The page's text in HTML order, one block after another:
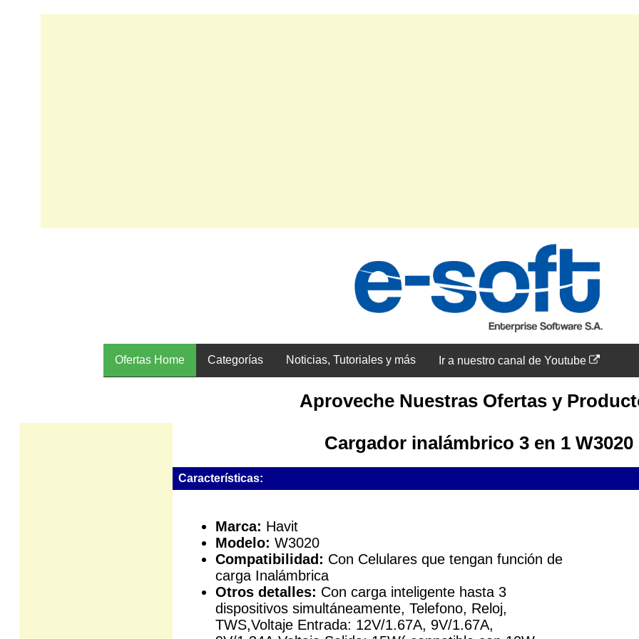
Ofertas Home Categorías Noticias, Tutoriales y más Ir a nuestro canal de Youtube
Aproveche Nuestras Ofertas y
Cargador inalámbrico 3 en 1 W3020
Características:
Marca: Havit
Modelo: W3020
Compatibilidad: Con Celulares que tengan función de
carga Inalámbrica
Otros detalles: Con carga inteligente hasta 3
dispositivos simultáneamente, Telefono, Reloj,
TWS,Voltaje Entrada: 12V/1.67A, 9V/1.67A,